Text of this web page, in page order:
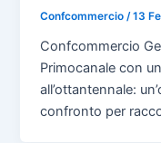
Confcommercio/13
Confcommercio
Primocanale con
all’ottantennale:
confronto per